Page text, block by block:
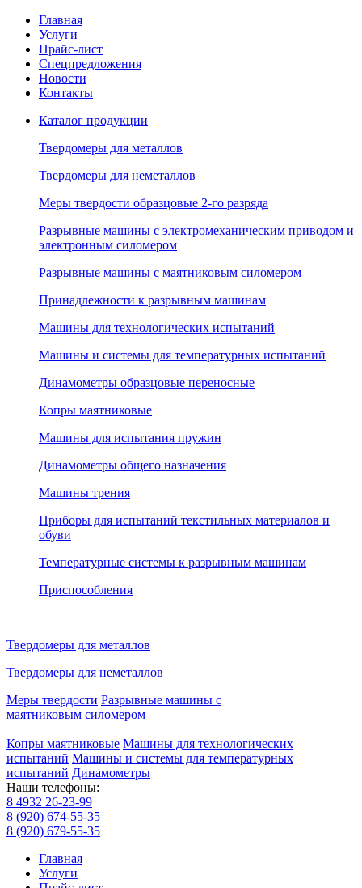
Главная
Услуги
Прайс-лист
Спецпредложения
Новости
Контакты
Каталог продукции
Твердомеры для металлов
Твердомеры для неметаллов
Меры твердости образцовые 2-го разряда
Разрывные машины с электромеханическим приводом и
электронным силомером
Разрывные машины с маятниковым силомером
Принадлежности к разрывным машинам
Машины для технологических испытаний
Машины и системы для температурных испытаний
Динамометры образцовые переносные
Копры маятниковые
Машины для испытания пружин
Динамометры общего назначения
Машины трения
Приборы для испытаний текстильных материалов и
обуви
Температурные системы к разрывным машинам
Приспособления
Твердомеры для металлов
Твердомеры для неметаллов
Меры твердости Разрывные машины с
маятниковым силомером
Копры маятниковые Машины для технологических
испытаний Машины и системы для температурных
испытаний Динамометры
Наши телефоны:
8 4932 26-23-99
8 (920) 674-55-35
8 (920) 679-55-35
Главная
Услуги